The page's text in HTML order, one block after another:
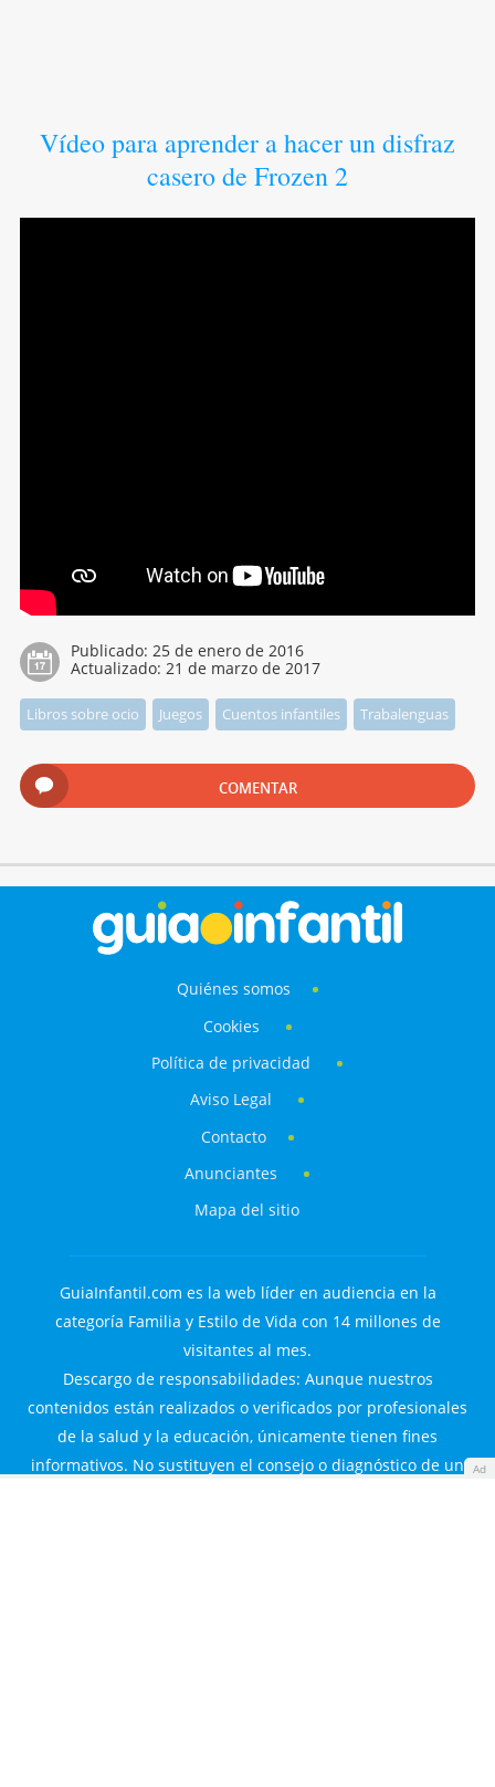
Vídeo para aprender a hacer un disfraz
casero de Frozen 2
Publicado: 25 de enero de 2016
Actualizado: 21 de marzo de 2017
Libros sobre ocio Juegos Cuentos infantiles Trabalenguas
COMENTAR
Ad
Quiénes somos
Cookies
Política de privacidad
Aviso Legal
Contacto
Anunciantes
Mapa del sitio
GuiaInfantil.com es la web líder en audiencia en la
categoría Familia y Estilo de Vida con 14 millones de
visitantes al mes.
Descargo de responsabilidades: Aunque nuestros
contenidos están realizados o verificados por profesionales
de la salud y la educación, únicamente tienen fines
informativos. No sustituyen el consejo o diagnóstico de un